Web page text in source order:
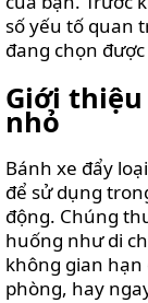
số yếu tố quan
đang chọn
Giới thiệu
nhỏ
Bánh xe đẩy
để sử dụng
động. Chúng
huống như di
không gian
phòng, hay